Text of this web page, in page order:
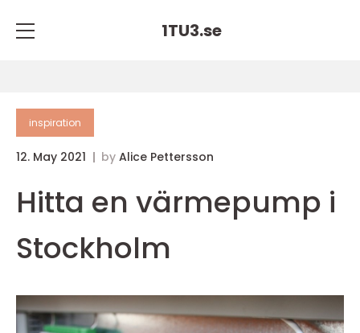
1TU3.se
inspiration
12. May 2021 by Alice Pettersson
Hitta en värmepump i
Stockholm